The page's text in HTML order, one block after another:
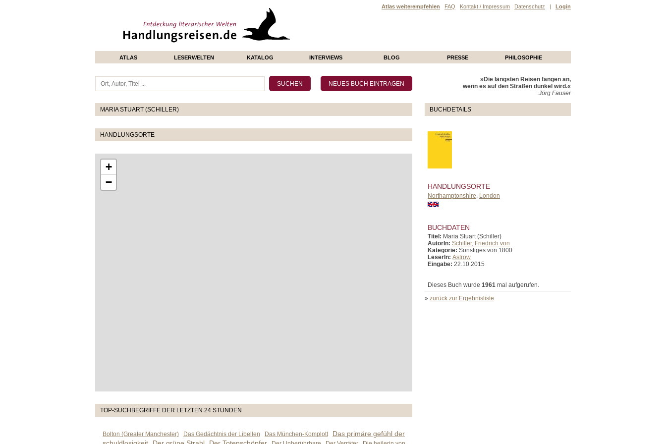
Atlas weiterempfehlen FAQ Kontakt / Impressum Datenschutz | Login
ATLAS LESERWELTEN KATALOG INTERVIEWS BLOG PRESSE PHILOSOPHIE
MARIA STUART (SCHILLER)
HANDLUNGSORTE
+
−
TOP-SUCHBEGRIFFE DER LETZTEN 24 STUNDEN
Bolton (Greater Manchester) Das Gedächtnis der Libellen Das München-Komplott
Das primäre gefühl der
»Die längsten Reisen fangen an,
wenn es auf den Straßen dunkel wird.«
Jörg Fauser
BUCHDETAILS
HANDLUNGSORTE
Northamptonshire London
BUCHDATEN
Titel: Maria Stuart (Schiller)
AutorIn: Schiller, Friedrich von
Kategorie: Sonstiges von 1800
LeserIn: Astrow
Eingabe: 22.10.2015
Dieses Buch wurde 1961 mal aufgerufen.
» zurück zur Ergebnisliste